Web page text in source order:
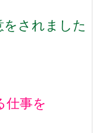
されました
仕事を